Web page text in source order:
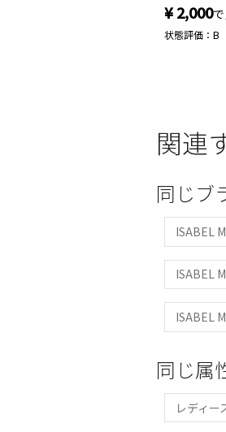
¥ 2,000
状態評価：B
関連
同じブ
ISABEL
ISABEL
ISABEL
同じ属
レディ